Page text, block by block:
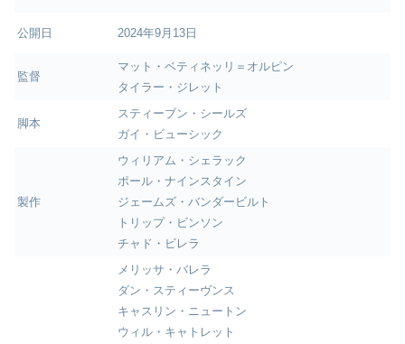
公開日 2024年9月13日
監督
マット・ベティネッリ＝オルピン
タイラー・ジレット
脚本
スティーブン・シールズ
ガイ・ビューシック
製作
ウィリアム・シェラック
ポール・ナインスタイン
ジェームズ・バンダービルト
トリップ・ビンソン
チャド・ビレラ
メリッサ・バレラ
ダン・スティーヴンス
キャスリン・ニュートン
ウィル・キャトレット